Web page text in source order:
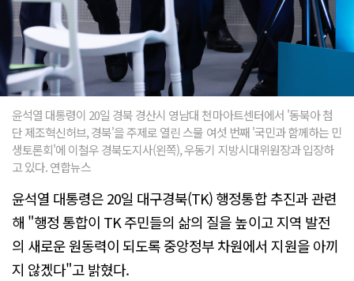
윤석열 대통령이 20일 경북 경산시 영남대 천마아트센터에서 '동북아 첨
단 제조혁신허브, 경북'을 주제로 열린 스물 여섯 번째 '국민과 함께하는 민
생토론회'에 이철우 경북도지사(왼쪽), 우동기 지방시대위원장과 입장하
고 있다. 연합뉴스
윤석열 대통령은 20일 대구경북(TK) 행정통합 추진과 관련
해 "행정 통합이 TK 주민들의 삶의 질을 높이고 지역 발전
의 새로운 원동력이 되도록 중앙정부 차원에서 지원을 아끼
지 않겠다"고 밝혔다.